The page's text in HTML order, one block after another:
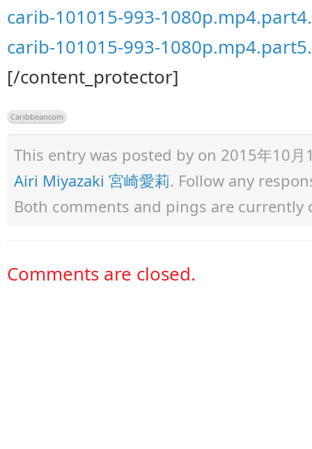
carib-101015-993-
carib-101015-993-
[/content_protector]
Caribbeancom
This entry was posted by on 2015年10
Airi Miyazaki 宮崎愛莉. Follow any
Both comments and pings are currently
Comments are closed.